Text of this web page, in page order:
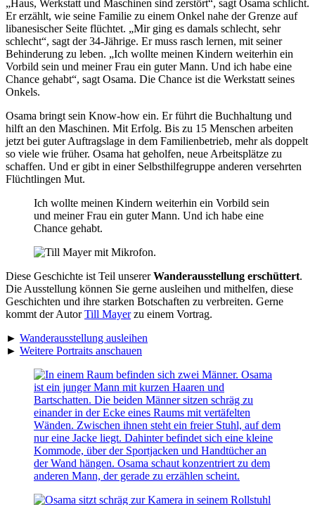
„Haus, Werkstatt und Maschinen sind zerstört“, sagt Osama schlicht.
Er erzählt, wie seine Familie zu einem Onkel nahe der Grenze auf
libanesischer Seite flüchtet. „Mir ging es damals schlecht, sehr
schlecht“, sagt der 34-Jährige. Er muss rasch lernen, mit seiner
Behinderung zu leben. „Ich wollte meinen Kindern weiterhin ein
Vorbild sein und meiner Frau ein guter Mann. Und ich habe eine
Chance gehabt“, sagt Osama. Die Chance ist die Werkstatt seines
Onkels.
Osama bringt sein Know-how ein. Er führt die Buchhaltung und
hilft an den Maschinen. Mit Erfolg. Bis zu 15 Menschen arbeiten
jetzt bei guter Auftragslage in dem Familienbetrieb, mehr als doppelt
so viele wie früher. Osama hat geholfen, neue Arbeitsplätze zu
schaffen. Und er gibt in einer Selbsthilfegruppe anderen versehrten
Flüchtlingen Mut.
Ich wollte meinen Kindern weiterhin ein Vorbild sein
und meiner Frau ein guter Mann. Und ich habe eine
Chance gehabt.
Diese Geschichte ist Teil unsererWanderausstellung erschüttert.
Die Ausstellung können Sie gerne ausleihen und mithelfen, diese
Geschichten und ihre starken Botschaften zu verbreiten. Gerne
kommt der AutorTill Mayerzu einem Vortrag.
► Wanderausstellung ausleihen
► Weitere Portraits anschauen